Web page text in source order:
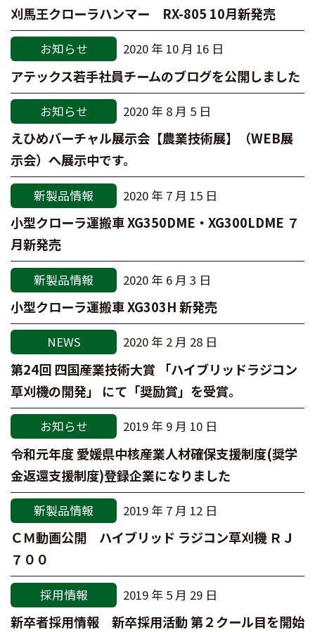
刈馬王クローラハンマー RX-805 10月新発売
お知らせ 2020 年 10 月 16 日
アテックス若手社員チームのブログを公開しました
お知らせ 2020 年 8 月 5 日
えひめバーチャル展示会【農業技術展】（WEB展
示会）へ展示中です。
新製品情報 2020 年 7 月 15 日
小型クローラ運搬車 XG350DME・XG300LDME ７
月新発売
新製品情報 2020 年 6 月 3 日
小型クローラ運搬車 XG303H 新発売
NEWS 2020 年 2 月 28 日
第24回 四国産業技術大賞 「ハイブリッドラジコン
草刈機の開発」 にて「奨励賞」を受賞。
お知らせ 2019 年 9 月 10 日
令和元年度 愛媛県中核産業人材確保支援制度(奨学
金返還支援制度)登録企業になりました
新製品情報 2019 年 7 月 12 日
ＣＭ動画公開 ハイブリッド ラジコン草刈機 ＲＪ
７００
採用情報 2019 年 5 月 29 日
新卒者採用情報 新卒採用活動 第２クール目を開始